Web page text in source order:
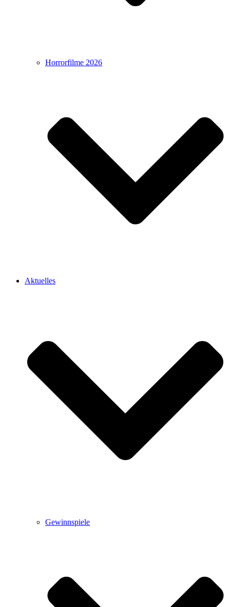
Horrorfilme 2026
Aktuelles
Gewinnspiele